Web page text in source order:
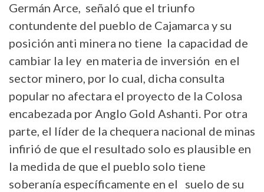
Germán Arce, señaló que el triunfo
contundente del pueblo de Cajamarca y su
posición anti minera no tiene la capacidad de
cambiar la ley en materia de inversión en el
sector minero, por lo cual, dicha consulta
popular no afectara el proyecto de la Colosa
encabezada por Anglo Gold Ashanti. Por otra
parte, el líder de la chequera nacional de minas
infirió de que el resultado solo es plausible en
la medida de que el pueblo solo tiene
soberanía específicamente en el suelo de su